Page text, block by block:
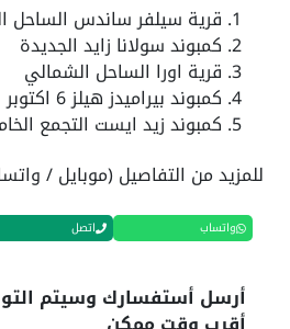
قرية سيلفر ساندس الساحل
كمبوند سولانا زايد الجديدة
قرية اورا الساحل الشمالي
كمبوند بيراميدز هيلز 6 اكتوبر
كمبوند زيد ايست التجمع
للمزيد من التفاصيل (موبايل / واتساب)
واتساب اتصل
أرسل أستفسارك وسيتم